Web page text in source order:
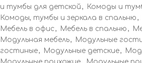
и тумбы для детской , Комоды и
Комоды, тумбы и зеркала в спальню ,
Мебель в офис, Мебель в спальню ,
Модульная мебель, Модульные
гостиные, Модульные детские,